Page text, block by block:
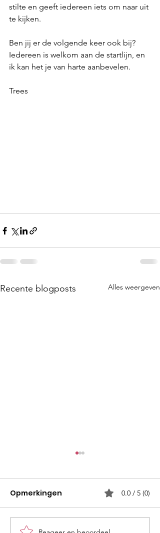
stilte en geeft iedereen iets om naar uit
te kijken.
Ben jij er de volgende keer ook bij?
Iedereen is welkom aan de startlijn, en
ik kan het je van harte aanbevelen.
Trees
Recente blogposts Alles weergeven
Opmerkingen 0.0 / 5 (0)